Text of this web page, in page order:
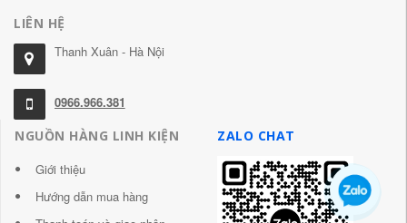
LIÊN HỆ
Thanh Xuân - Hà Nội
0966.966.381
NGUỒN HÀNG LINH KIỆN
Giới thiệu
Hướng dẫn mua hàng
ZALO CHAT